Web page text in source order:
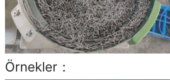
Örnekler：